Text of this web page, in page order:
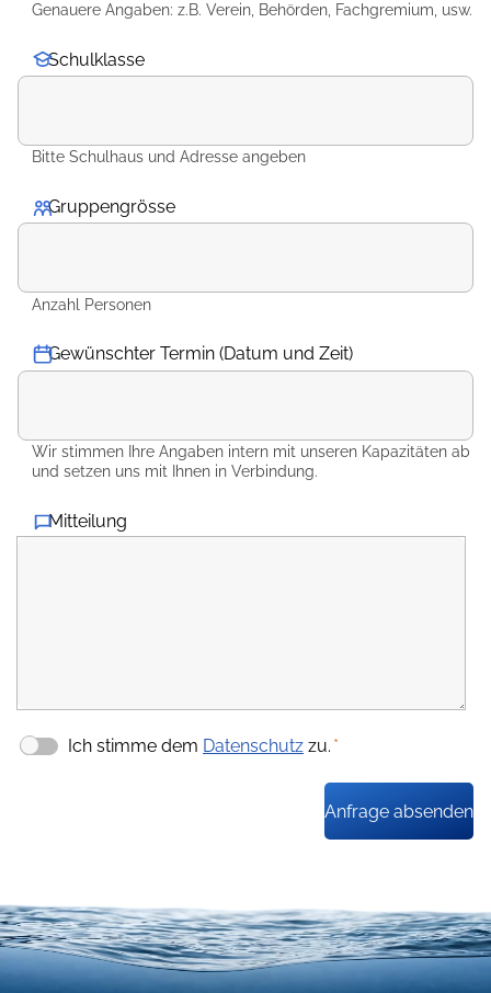
Genauere Angaben: z.B. Verein, Behörden, Fachgremium, usw.
Schulklasse
Bitte Schulhaus und Adresse angeben
Gruppengrösse
Anzahl Personen
Gewünschter Termin (Datum und Zeit)
Wir stimmen Ihre Angaben intern mit unseren Kapazitäten ab
und setzen uns mit Ihnen in Verbindung.
Mitteilung
Ich stimme dem Datenschutz zu. *
Anfrage absenden